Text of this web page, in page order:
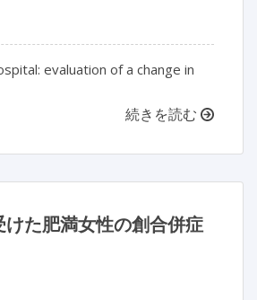
evaluation of a change in
続きを読む
た肥満女性の創合併症